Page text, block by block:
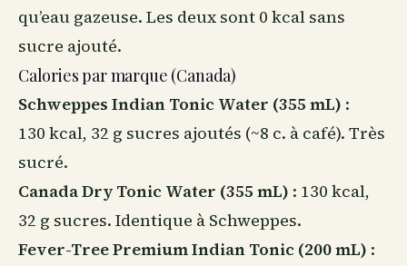
qu’eau gazeuse. Les deux sont 0 kcal sans
sucre ajouté.
Calories par marque (Canada)
Schweppes Indian Tonic Water (355 mL) :
130 kcal, 32 g sucres ajoutés (~8 c. à café). Très
sucré.
Canada Dry Tonic Water (355 mL) : 130 kcal,
32 g sucres. Identique à Schweppes.
Fever-Tree Premium Indian Tonic (200 mL) :